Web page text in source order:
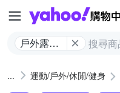
戶外露營
運動/戶外/休閒/健身